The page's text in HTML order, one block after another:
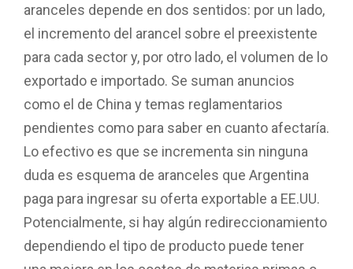
aranceles depende en dos sentidos: por un lado,
el incremento del arancel sobre el preexistente
para cada sector y, por otro lado, el volumen de lo
exportado e importado. Se suman anuncios
como el de China y temas reglamentarios
pendientes como para saber en cuanto afectaría.
Lo efectivo es que se incrementa sin ninguna
duda es esquema de aranceles que Argentina
paga para ingresar su oferta exportable a EE.UU.
Potencialmente, si hay algún redireccionamiento
dependiendo el tipo de producto puede tener